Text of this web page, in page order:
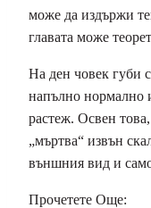
може да издържи
главата може
На ден човек губи
напълно нормално
растеж. Освен
„мъртва“ извън
външния вид и
Прочетете Още: